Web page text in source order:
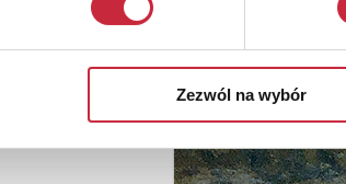
Zezwól na wybór